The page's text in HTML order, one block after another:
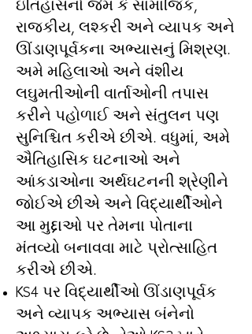
ઇતિહાસનો જેમ કે સામાજિક,
રાજકીય, લશ્કરી અને વ્યાપક અને
ઊંડાણપૂર્વકના અભ્યાસનું મિશ્રણ.
અમે મહિલાઓ અને વંશીય
લઘુમતીઓની વાર્તાઓની તપાસ
કરીને પહોળાઈ અને સંતુલન પણ
સુનિશ્ચિત કરીએ છીએ. વધુમાં, અમે
ઐતિહાસિક ઘટનાઓ અને
આંકડાઓના અર્થઘટનની શ્રેણીને
જોઈએ છીએ અને વિદ્યાર્થીઓને
આ મુદ્દાઓ પર તેમના પોતાના
મંતવ્યો બનાવવા માટે પ્રોત્સાહિત
કરીએ છીએ.
KS4 પર વિદ્યાર્થીઓ ઊંડાણપૂર્વક
અને વ્યાપક અભ્યાસ બંનેનો